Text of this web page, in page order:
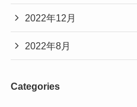
2022年12月
2022年8月
Categories